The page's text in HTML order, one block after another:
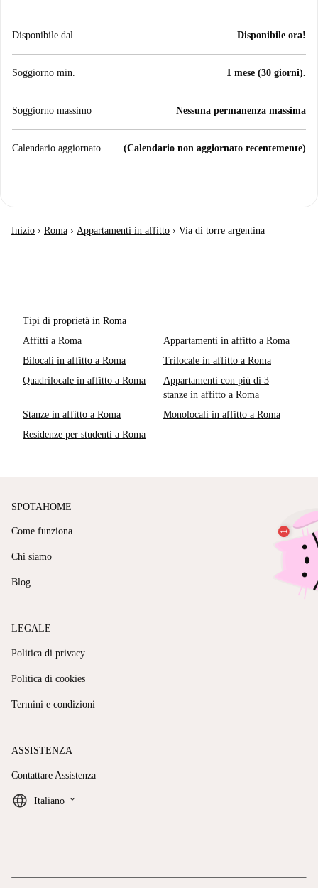
Disponibile dal Disponibile ora!
Soggiorno min. 1 mese (30 giorni).
Soggiorno massimo Nessuna permanenza massima
Calendario aggiornato (Calendario non aggiornato recentemente)
Inizio › Roma › Appartamenti in affitto › Via di torre argentina
Tipi di proprietà in Roma
Affitti a Roma
Appartamenti in affitto a Roma
Bilocali in affitto a Roma
Trilocale in affitto a Roma
Quadrilocale in affitto a Roma
Appartamenti con più di 3
stanze in affitto a Roma
Stanze in affitto a Roma
Monolocali in affitto a Roma
Residenze per studenti a Roma
SPOTAHOME
Come funziona
Chi siamo
Blog
LEGALE
Politica di privacy
Politica di cookies
Termini e condizioni
ASSISTENZA
Contattare Assistenza
Italiano keyboard_arrow_down